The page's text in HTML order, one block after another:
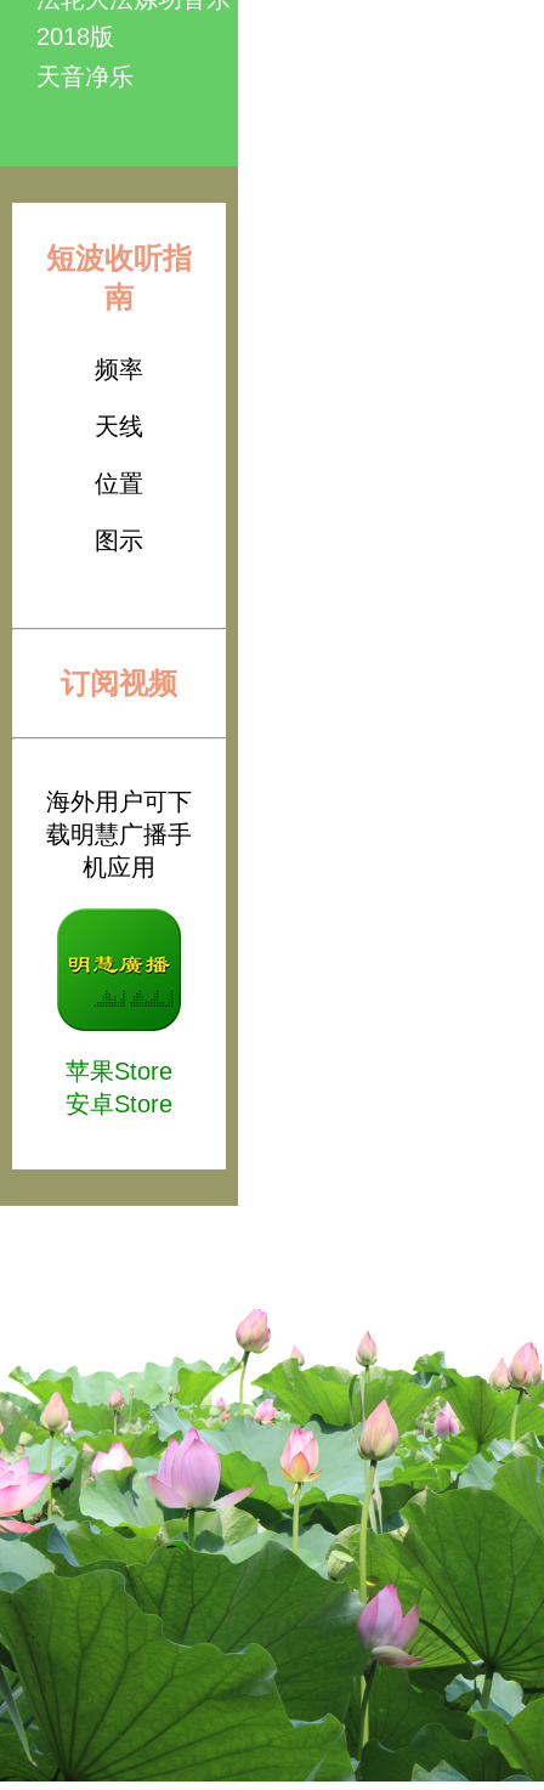
2018版
天音净乐
短波收听指
南
频率
天线
位置
图示
订阅视频
海外用户可下
载明慧广播手
机应用
苹果Store
安卓Store